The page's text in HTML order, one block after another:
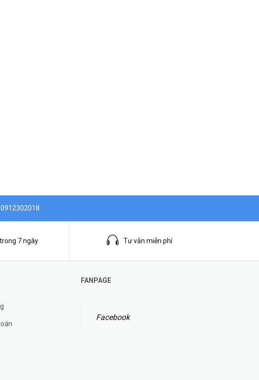
0912302018
7 ngày Tư vẫn miễn phí
FANPAGE
Facebook